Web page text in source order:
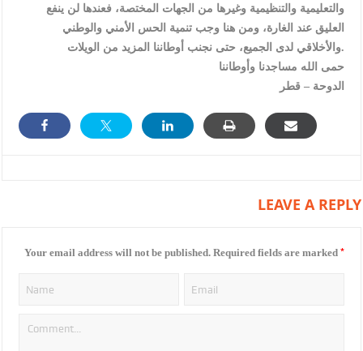
والتعليمية والتنظيمية وغيرها من الجهات المختصة، فعندها لن ينفع
العليق عند الغارة، ومن هنا وجب تنمية الحس الأمني والوطني
والأخلاقي لدى الجميع، حتى نجنب أوطاننا المزيد من الويلات.
حمى الله مساجدنا وأوطاننا
الدوحة – قطر
LEAVE A REPLY
Your email address will not be published. Required fields are marked *